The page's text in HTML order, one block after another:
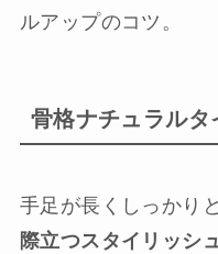
ルアップのコツ。
骨格ナチュラルタ
手足が長くしっかり
際立つスタイリッシ